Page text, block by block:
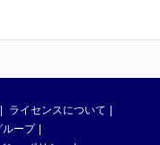
ライセンスについて
ループ